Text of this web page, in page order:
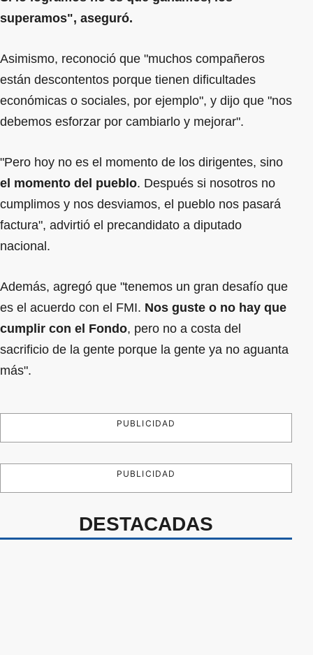
superamos", aseguró.
Asimismo, reconoció que "muchos compañeros
están descontentos porque tienen dificultades
económicas o sociales, por ejemplo", y dijo que "nos
debemos esforzar por cambiarlo y mejorar".
"Pero hoy no es el momento de los dirigentes, sino
el momento del pueblo. Después si nosotros no
cumplimos y nos desviamos, el pueblo nos pasará
factura", advirtió el precandidato a diputado
nacional.
Además, agregó que "tenemos un gran desafío que
es el acuerdo con el FMI. Nos guste o no hay que
cumplir con el Fondo, pero no a costa del
sacrificio de la gente porque la gente ya no aguanta
más".
PUBLICIDAD
PUBLICIDAD
DESTACADAS